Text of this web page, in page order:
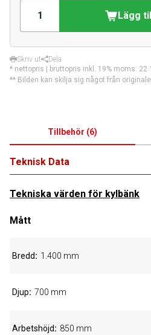
Lägg
Skriv ut
Dela
* nettopris | bruttopris inkl. 19% moms: 22
** Bilden kan skilja sig något från
Tillbehör (6)
Teknisk Data
Tekniska värden för kylbänk
Mått
Bredd 1.400 mm
Djup 700 mm
Arbetshöjd 850 mm